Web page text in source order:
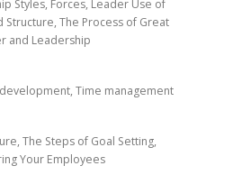
Styles, Forces, Leader Use of
Structure, The Process of Great
and Leadership
Time management
The Steps of Goal Setting,
Your Employees